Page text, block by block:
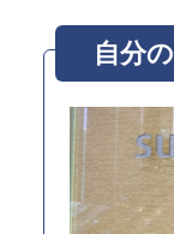
お役立ち情
企業情報
トップメッ
企業理念
自分